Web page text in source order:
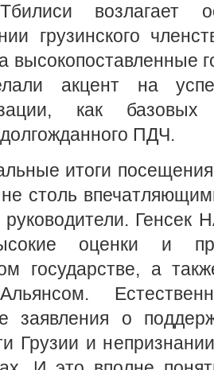
возлагает
грузинского
высокопоставленные
акцент на
как
ПДЧ.
итоги
столь
руководители. Генсек
оценки и
государстве, а
заявления о
Грузии и